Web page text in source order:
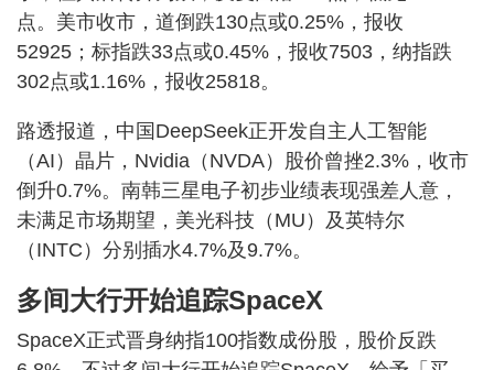
点。美市收市，道倒跌130点或0.25%，报收
52925；标指跌33点或0.45%，报收7503，纳指跌
302点或1.16%，报收25818。
路透报道，中国DeepSeek正开发自主人工智能
（AI）晶片，Nvidia（NVDA）股价曾挫2.3%，收市
倒升0.7%。南韩三星电子初步业绩表现强差人意，
未满足市场期望，美光科技（MU）及英特尔
（INTC）分别插水4.7%及9.7%。
多间大行开始追踪SpaceX
SpaceX正式晋身纳指100指数成份股，股价反跌